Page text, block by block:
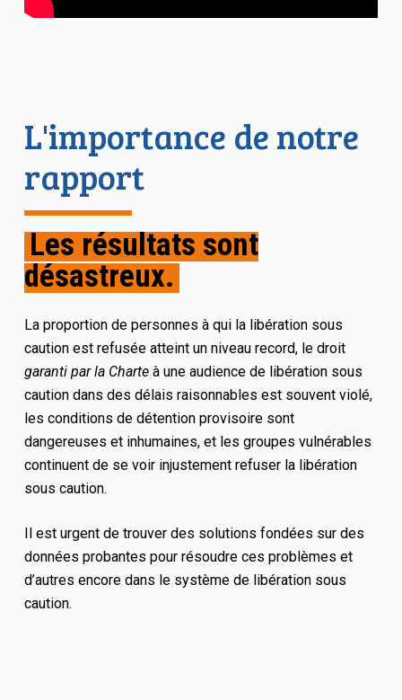
L'importance de notre
rapport
Les résultats sont
désastreux.
La proportion de personnes à qui la libération sous
caution est refusée atteint un niveau record, le droit
garanti par la Charte à une audience de libération sous
caution dans des délais raisonnables est souvent violé,
les conditions de détention provisoire sont
dangereuses et inhumaines, et les groupes vulnérables
continuent de se voir injustement refuser la libération
sous caution.
Il est urgent de trouver des solutions fondées sur des
données probantes pour résoudre ces problèmes et
d’autres encore dans le système de libération sous
caution.